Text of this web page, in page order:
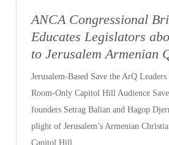
ANCA Congressional
Educates Legislators
to Jerusalem Armenian
Jerusalem-Based Save the ArQ
Room-Only Capitol Hill Audience
founders Setrag Balian and Hagop
plight of Jerusalem’s Armenian
Capitol Hill